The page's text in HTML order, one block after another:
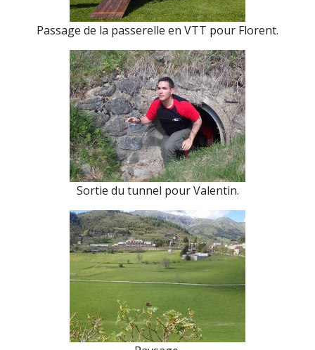
Passage de la passerelle en VTT pour Florent.
Sortie du tunnel pour Valentin.